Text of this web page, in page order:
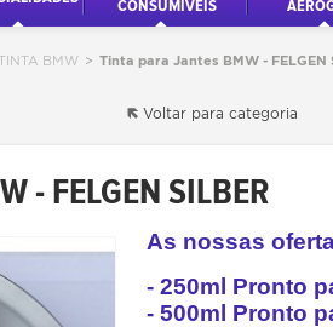
CONSUMÍVEIS
TINTA BMW > Tinta para Jantes BMW - FELGEN
Voltar para categoria
- FELGEN SILBER
As nossas
- 250ml Pronto
- 500ml Pronto